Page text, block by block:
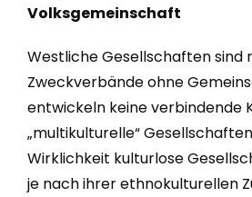
Volksgemeinschaft
Westliche Gesellschaften sind
Zweckverbände ohne
entwickeln keine verbindende
„multikulturelle“
Wirklichkeit kulturlose
je nach ihrer ethnokulturellen